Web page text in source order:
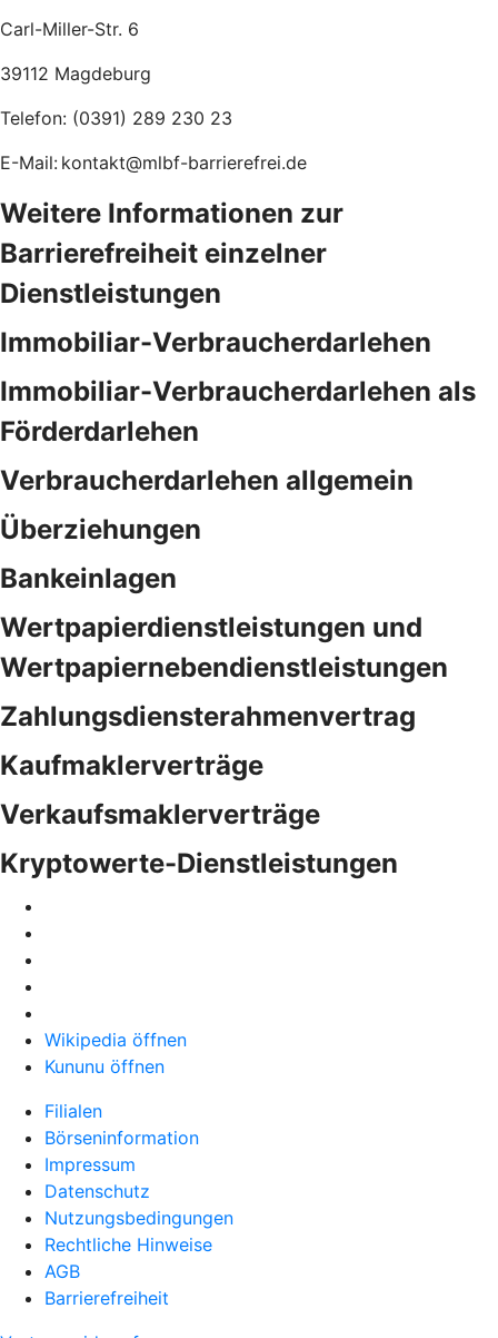
Carl-Miller-Str. 6
39112 Magdeburg
Telefon: (0391) 289 230 23
E-Mail: kontakt@mlbf-barrierefrei.de
Weitere Informationen zur
Barrierefreiheit einzelner
Dienstleistungen
Immobiliar-Verbraucherdarlehen
Immobiliar-Verbraucherdarlehen als
Förderdarlehen
Verbraucherdarlehen allgemein
Überziehungen
Bankeinlagen
Wertpapierdienstleistungen und
Wertpapiernebendienstleistungen
Zahlungsdiensterahmenvertrag
Kaufmaklerverträge
Verkaufsmaklerverträge
Kryptowerte-Dienstleistungen
Wikipedia öffnen
Kununu öffnen
Filialen
Börseninformation
Impressum
Datenschutz
Nutzungsbedingungen
Rechtliche Hinweise
AGB
Barrierefreiheit